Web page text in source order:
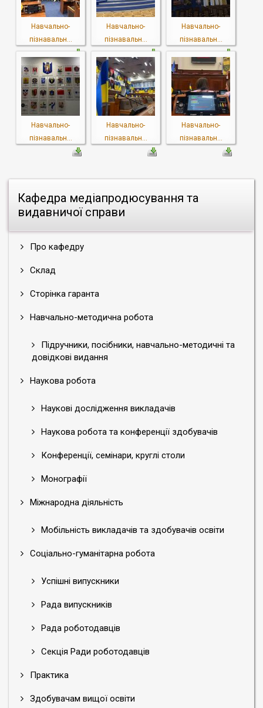
Кафедра медіапродюсування та
видавничої справи
Про кафедру
Склад
Сторінка гаранта
Навчально-методична робота
Підручники, посібники, навчально-методичні та
довідкові видання
Наукова робота
Наукові дослідження викладачів
Наукова робота та конференції здобувачів
Конференції, семінари, круглі столи
Монографії
Міжнародна діяльність
Мобільність викладачів та здобувачів освіти
Соціально-гуманітарна робота
Успішні випускники
Рада випускників
Рада роботодавців
Секція Ради роботодавців
Практика
Здобувачам вищої освіти
Навчально-
пізнавальн...
Навчально-
пізнавальн...
Навчально-
пізнавальн...
Навчально-
пізнавальн...
Навчально-
пізнавальн...
Навчально-
пізнавальн...